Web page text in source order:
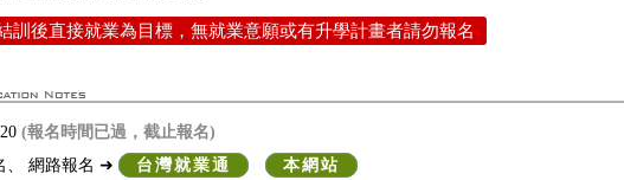
訓後直接就業為目標，無就業意願或有升學計畫者請勿報名
(報名時間已過，截止報名)
、 網路報名 ➜ 台灣就業通 本網站